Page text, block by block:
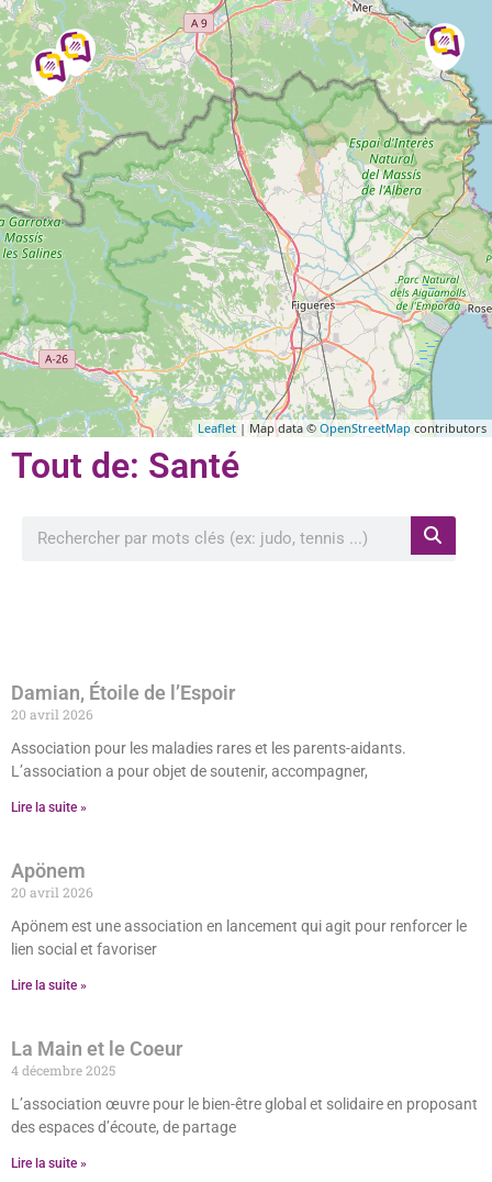
Leaflet | Map data © OpenStreetMap contributors
Tout de: Santé
Damian, Étoile de l’Espoir
20 avril 2026
Association pour les maladies rares et les parents-aidants.
L’association a pour objet de soutenir, accompagner,
Lire la suite »
Apönem
20 avril 2026
Apönem est une association en lancement qui agit pour renforcer le
lien social et favoriser
Lire la suite »
La Main et le Coeur
4 décembre 2025
L’association œuvre pour le bien-être global et solidaire en proposant
des espaces d’écoute, de partage
Lire la suite »